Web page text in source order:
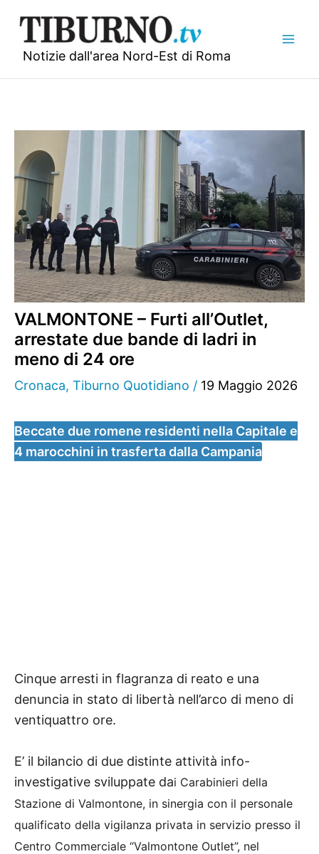
contenuto
Notizie dall'area Nord-Est di Roma
VALMONTONE – Furti all’Outlet,
arrestate due bande di ladri in
meno di 24 ore
Cronaca, Tiburno Quotidiano / 19 Maggio 2026
Beccate due romene residenti nella Capitale e
4 marocchini in trasferta dalla Campania
Cinque arresti in flagranza di reato e una
denuncia in stato di libertà nell’arco di meno di
ventiquattro ore.
E’ il bilancio di due distinte attività info-
investigative sviluppate dai Carabinieri della
Stazione di Valmontone, in sinergia con il personale
qualificato della vigilanza privata in servizio presso il
Centro Commerciale “Valmontone Outlet”, nel